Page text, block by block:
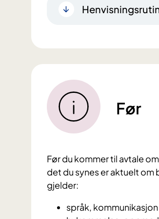
Før
Før du kommer til avtale
det du synes er aktuelt om
gjelder:
språk,